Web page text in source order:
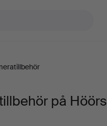
på Höörs